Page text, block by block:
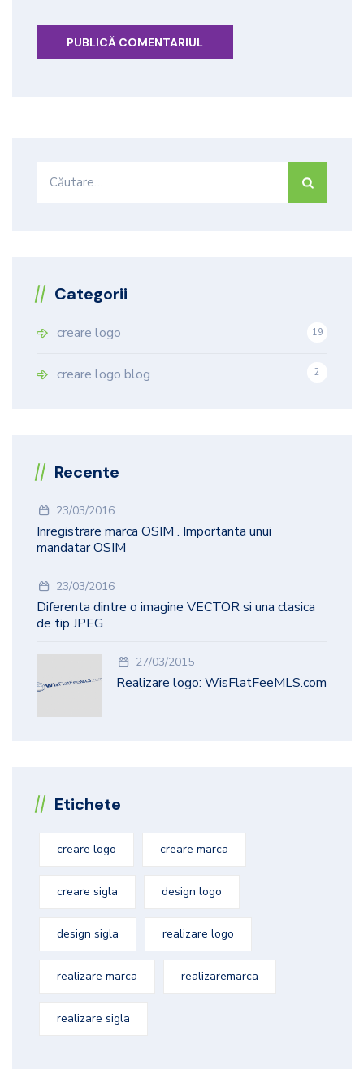
Categorii
creare logo
19
creare logo blog 2
Recente
23/03/2016
Inregistrare marca OSIM . Importanta unui
mandatar OSIM
23/03/2016
Diferenta dintre o imagine VECTOR si una clasica
de tip JPEG
27/03/2015
Realizare logo: WisFlatFeeMLS.com
Etichete
creare logo creare marca
creare sigla design logo
design sigla realizare logo
realizare marca realizaremarca
realizare sigla